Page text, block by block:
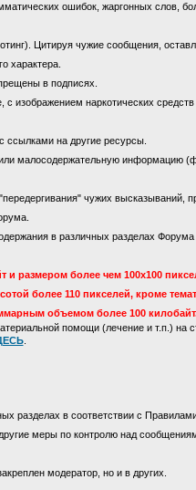
ошибок, жаргонных слов,
Цитируя чужие сообщения,
характера.
в подписях.
наркотических
ссылками на другие ресурсы.
малосодержательную информацию
чужих высказываний,
в различных разделах
и размером более чем 100х100
более 110 пикселей, кроме
объемом более 100
помощи (лечение и т.п.) на
.
разделах в соответствии с
меры по контролю над
модератор, но и в других.